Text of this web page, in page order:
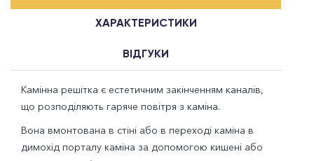
ХАРАКТЕРИСТИКИ
ВІДГУКИ
Камінна решітка є естетичним закінченням каналів,
що розподіляють гаряче повітря з каміна.
Вона вмонтована в стіні або в переході каміна в
димохід порталу каміна за допомогою кишені або